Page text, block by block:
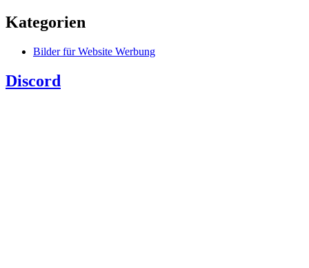
Kategorien
Bilder für Website Werbung
Discord